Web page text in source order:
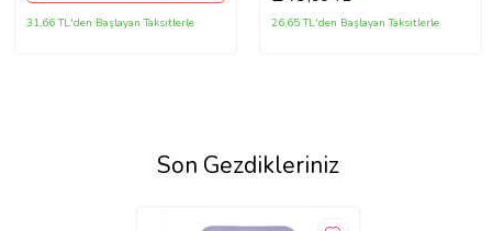
31,66 TL'den Başlayan Taksitlerle 26,65 TL'den Başlayan Taksitlerle
Son Gezdikleriniz